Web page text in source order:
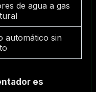
de agua a gas
automático sin
es